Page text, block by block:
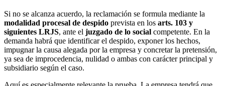
Si no se alcanza acuerdo, la reclamación se formula mediante la
modalidad procesal de despido prevista en los arts. 103 y
siguientes LRJS, ante el juzgado de lo social competente. En la
demanda habrá que identificar el despido, exponer los hechos,
impugnar la causa alegada por la empresa y concretar la pretensión,
ya sea de improcedencia, nulidad o ambas con carácter principal y
subsidiario según el caso.